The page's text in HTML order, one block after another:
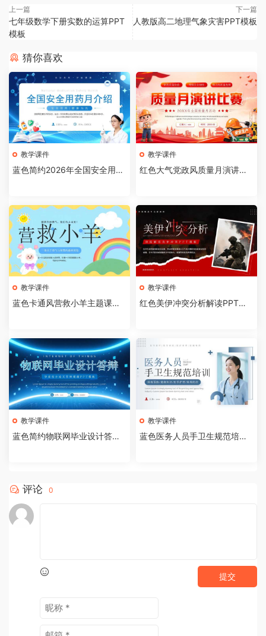
上一篇
七年级数学下册实数的运算PPT
模板
下一篇
人教版高二地理气象灾害PPT模板
猜你喜欢
教学课件
蓝色简约2026年全国安全用药
教学课件
红色大气党政风质量月演讲比
教学课件
蓝色卡通风营救小羊主题课件P
教学课件
红色美伊冲突分析解读PPT模
教学课件
蓝色简约物联网毕业设计答辩P
教学课件
蓝色医务人员手卫生规范培训
评论 0
提交